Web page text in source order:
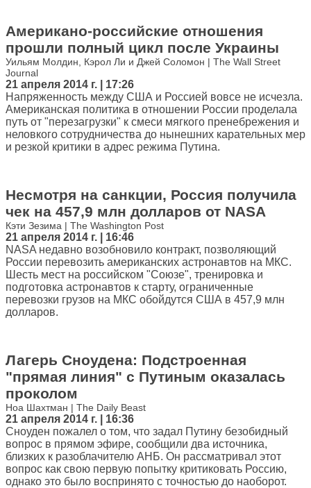
Американо-российские отношения
прошли полный цикл после Украины
Уильям Молдин, Кэрол Ли и Джей Соломон | The Wall Street
Journal
21 апреля 2014 г. | 17:26
Напряженность между США и Россией вовсе не исчезла.
Американская политика в отношении России проделала
путь от "перезагрузки" к смеси мягкого пренебрежения и
неловкого сотрудничества до нынешних карательных мер
и резкой критики в адрес режима Путина.
Несмотря на санкции, Россия получила
чек на 457,9 млн долларов от NASA
Кэти Зезима | The Washington Post
21 апреля 2014 г. | 16:46
NASA недавно возобновило контракт, позволяющий
России перевозить американских астронавтов на МКС.
Шесть мест на российском "Союзе", тренировка и
подготовка астронавтов к старту, ограниченные
перевозки грузов на МКС обойдутся США в 457,9 млн
долларов.
Лагерь Сноудена: Подстроенная
"прямая линия" с Путиным оказалась
проколом
Ноа Шахтман | The Daily Beast
21 апреля 2014 г. | 16:36
Сноуден пожалел о том, что задал Путину безобидный
вопрос в прямом эфире, сообщили два источника,
близких к разоблачителю АНБ. Он рассматривал этот
вопрос как свою первую попытку критиковать Россию,
однако это было воспринято с точностью до наоборот.